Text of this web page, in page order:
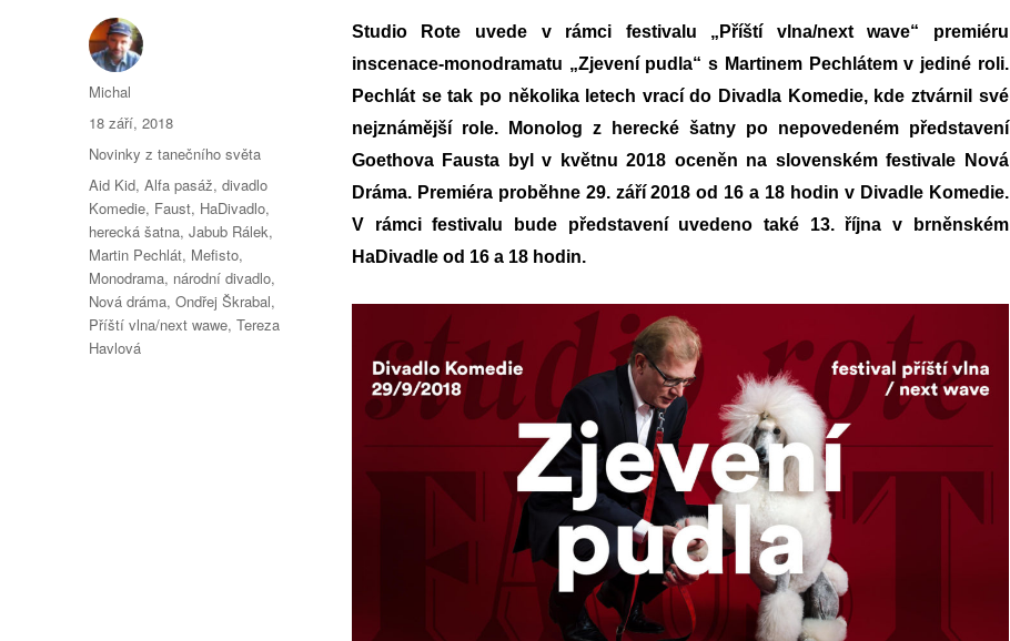
Studio Rote uvede v rámci festivalu „Příští vlna/next wave“ premiéru
inscenace-monodramatu „Zjevení pudla“ s Martinem Pechlátem v jediné roli.
Pechlát se tak po několika letech vrací do Divadla Komedie, kde ztvárnil své
nejznámější role. Monolog z herecké šatnypo nepovedeném představení
Goethova Fausta
byl v květnu 2018 oceněn na slovenském festivale Nová
Dráma. Premiéra proběhne 29. září 2018 od 16 a 18 hodin v Divadle Komedie.
V rámci festivalu bude představení uvedeno také 13. října v brněnském
HaDivadle od 16 a 18 hodin.
Autor:
Michal
Publikováno:
18 září, 2018
Rubriky:
Novinky z tanečního světa
Štítky:
Aid Kid,Alfa pasáž,divadlo
Komedie, Faust, HaDivadlo,
herecká šatna,Jabub Rálek,
Martin Pechlát, Mefisto,
Monodrama, národní divadlo,
Nová dráma,Ondřej Škrabal,
Příští vlna/next wawe,Tereza
Havlová